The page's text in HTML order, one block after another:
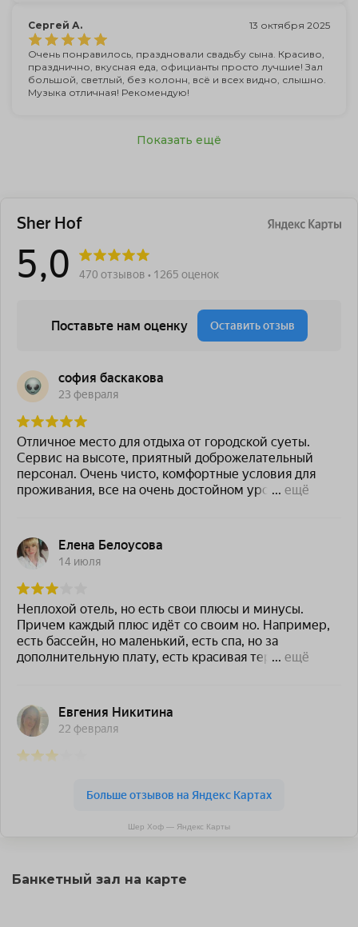
Сергей А. 13 октября 2025
Очень понравилось, праздновали свадьбу сына. Красиво,
празднично, вкусная еда, официанты просто лучшие! Зал
большой, светлый, без колонн, всё и всех видно, слышно.
Музыка отличная! Рекомендую!
Показать ещё
Шер Хоф — Яндекс Карты
Банкетный зал на карте